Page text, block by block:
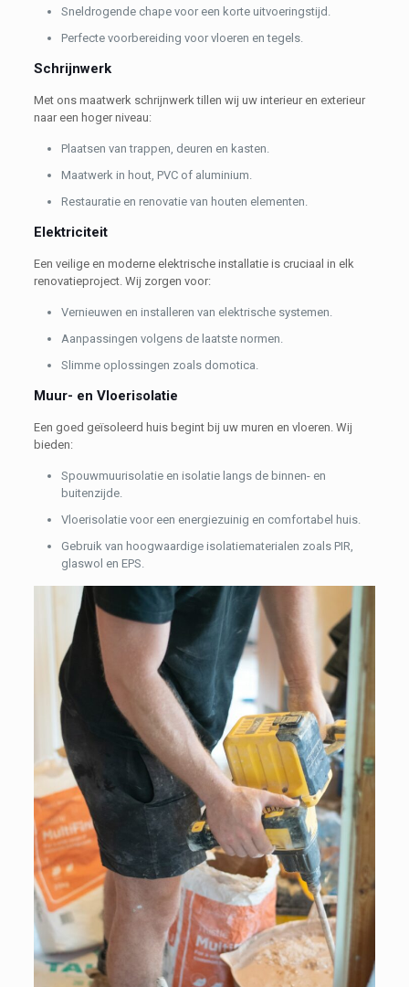
Sneldrogende chape voor een korte uitvoeringstijd.
Perfecte voorbereiding voor vloeren en tegels.
Schrijnwerk
Met ons maatwerk schrijnwerk tillen wij uw interieur en exterieur
naar een hoger niveau:
Plaatsen van trappen, deuren en kasten.
Maatwerk in hout, PVC of aluminium.
Restauratie en renovatie van houten elementen.
Elektriciteit
Een veilige en moderne elektrische installatie is cruciaal in elk
renovatieproject. Wij zorgen voor:
Vernieuwen en installeren van elektrische systemen.
Aanpassingen volgens de laatste normen.
Slimme oplossingen zoals domotica.
Muur- en Vloerisolatie
Een goed geïsoleerd huis begint bij uw muren en vloeren. Wij
bieden:
Spouwmuurisolatie en isolatie langs de binnen- en
buitenzijde.
Vloerisolatie voor een energiezuinig en comfortabel huis.
Gebruik van hoogwaardige isolatiematerialen zoals PIR,
glaswol en EPS.